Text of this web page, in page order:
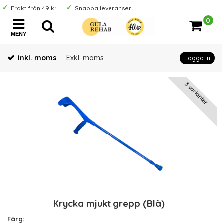
Frakt från 49 kr Snabba leveranser
MENY
0
Inkl. moms Exkl. moms Logga in
3 varianter
Krycka mjukt grepp (Blå)
Färg: